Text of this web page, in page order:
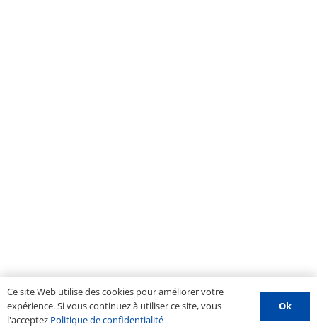
Ce site Web utilise des cookies pour améliorer votre
expérience. Si vous continuez à utiliser ce site, vous
l'acceptez Politique de confidentialité
Ok